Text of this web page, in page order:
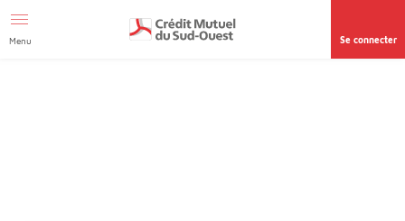
page accessibilité
Menu Se connecter